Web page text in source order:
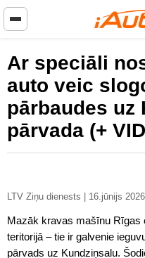
Ar speciāli
auto veic
pārbaudes uz
pārvada (+
LTV Ziņu dienests |
Mazāk kravas mašīnu Rīgas
teritorijā – tie ir galvenie
pārvads uz Kundziņsalu.